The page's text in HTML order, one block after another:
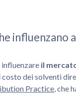
il
dei solventi
Practice, che